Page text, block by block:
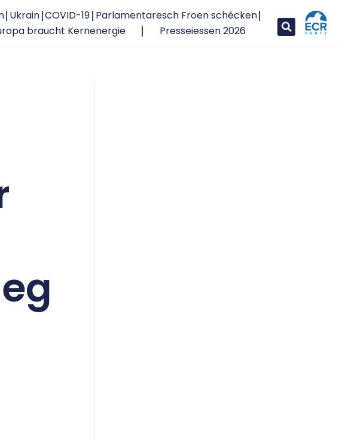
Ukrain COVID-19 Parlamentaresch Froen schécken
braucht Kernenergie Presseiessen 2026